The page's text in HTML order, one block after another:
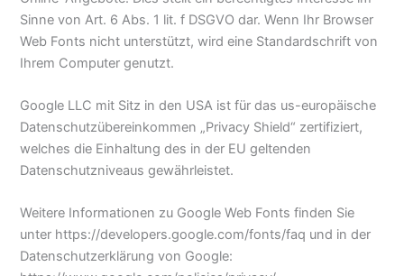
Sinne von Art. 6 Abs. 1 lit. f DSGVO dar. Wenn Ihr Browser
Web Fonts nicht unterstützt, wird eine Standardschrift von
Ihrem Computer genutzt.
Google LLC mit Sitz in den USA ist für das us-europäische
Datenschutzübereinkommen „Privacy Shield“ zertifiziert,
welches die Einhaltung des in der EU geltenden
Datenschutzniveaus gewährleistet.
Weitere Informationen zu Google Web Fonts finden Sie
unter https://developers.google.com/fonts/faq und in der
Datenschutzerklärung von Google: